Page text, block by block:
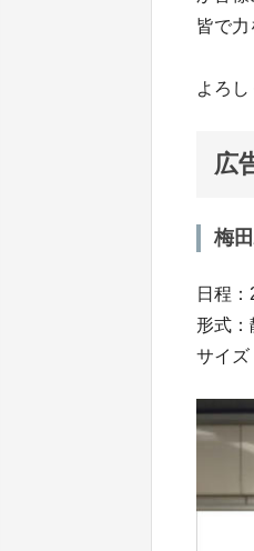
皆で
よろし
広
梅
日程
形式：
サイズ